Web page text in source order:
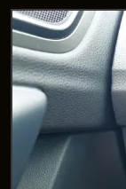
Verkoop
Auto
Over